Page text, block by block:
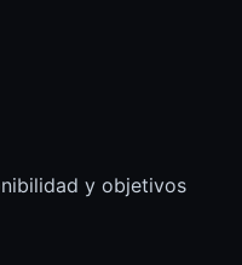
y objetivos